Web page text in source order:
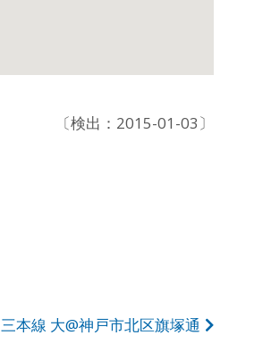
〔検出：2015-01-03〕
三本線 大@神戸市北区旗塚通